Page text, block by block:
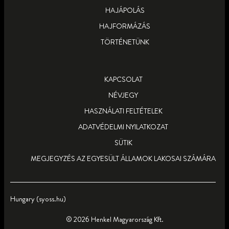
HAJÁPOLÁS
HAJFORMÁZÁS
TÖRTÉNETÜNK
KAPCSOLAT
NÉVJEGY
HASZNÁLATI FELTÉTELEK
ADATVÉDELMI NYILATKOZAT
SÜTIK
MEGJEGYZÉS AZ EGYESÜLT ÁLLAMOK LAKOSAI SZÁMÁRA
Hungary (syoss.hu)
© 2026 Henkel Magyarország Kft.